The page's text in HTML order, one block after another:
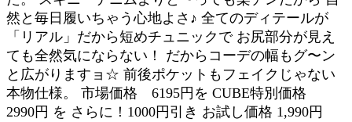
然と毎日履いちゃう心地よさ♪ 全てのディテールが
「リアル」だから短めチュニックで お尻部分が見え
ても全然気にならない！ だからコーデの幅もグ〜ン
と広がりますョ☆ 前後ポケットもフェイクじゃない
本物仕様。 市場価格 6195円を CUBE特別価格
2990円 を さらに！1000円引き お試し価格 1,990円